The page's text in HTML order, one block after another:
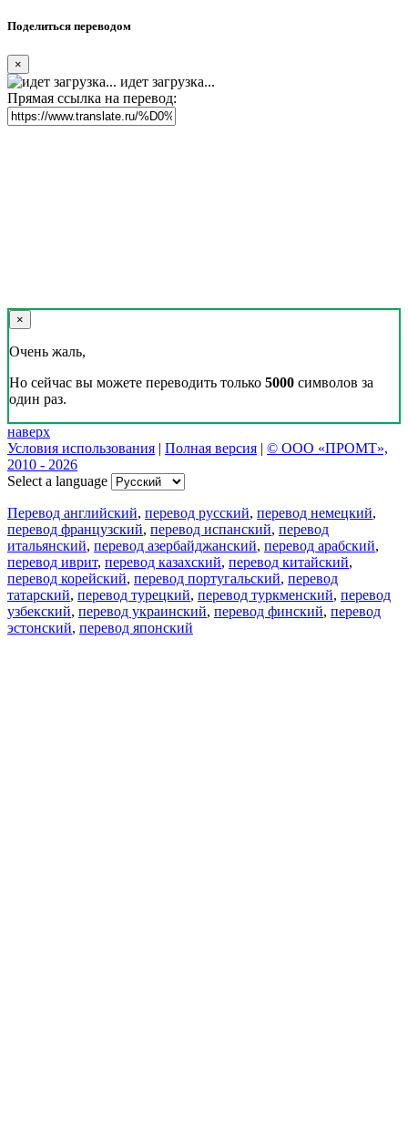
Поделиться переводом
×
идет загрузка...
Прямая ссылка на перевод:
×
Очень жаль,
Но сейчас вы можете переводить только 5000 символов за
один раз.
наверх
Условия использования | Полная версия | © ООО «ПРОМТ»,
2010 - 2026
Select a language
Перевод английский, перевод русский, перевод немецкий,
перевод французский, перевод испанский, перевод
итальянский, перевод азербайджанский, перевод арабский,
перевод иврит, перевод казахский, перевод китайский,
перевод корейский, перевод португальский, перевод
татарский, перевод турецкий, перевод туркменский, перевод
узбекский, перевод украинский, перевод финский, перевод
эстонский, перевод японский